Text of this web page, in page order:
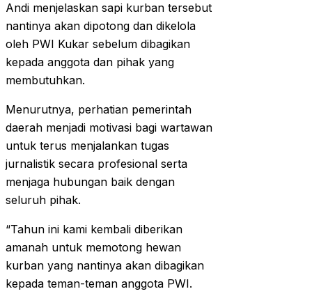
Andi menjelaskan sapi kurban tersebut
nantinya akan dipotong dan dikelola
oleh PWI Kukar sebelum dibagikan
kepada anggota dan pihak yang
membutuhkan.
Menurutnya, perhatian pemerintah
daerah menjadi motivasi bagi wartawan
untuk terus menjalankan tugas
jurnalistik secara profesional serta
menjaga hubungan baik dengan
seluruh pihak.
“Tahun ini kami kembali diberikan
amanah untuk memotong hewan
kurban yang nantinya akan dibagikan
kepada teman-teman anggota PWI.